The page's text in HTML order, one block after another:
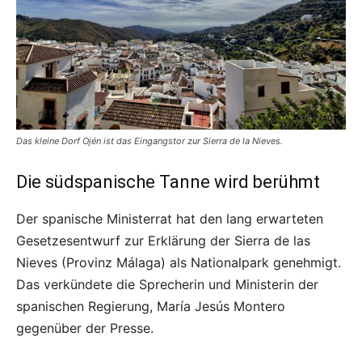
Das kleine Dorf Ojén ist das Eingangstor zur Sierra de la Nieves.
Die südspanische Tanne wird berühmt
Der spanische Ministerrat hat den lang erwarteten
Gesetzesentwurf zur Erklärung der Sierra de las
Nieves (Provinz Málaga) als Nationalpark genehmigt.
Das verkündete die Sprecherin und Ministerin der
spanischen Regierung, María Jesús Montero
gegenüber der Presse.